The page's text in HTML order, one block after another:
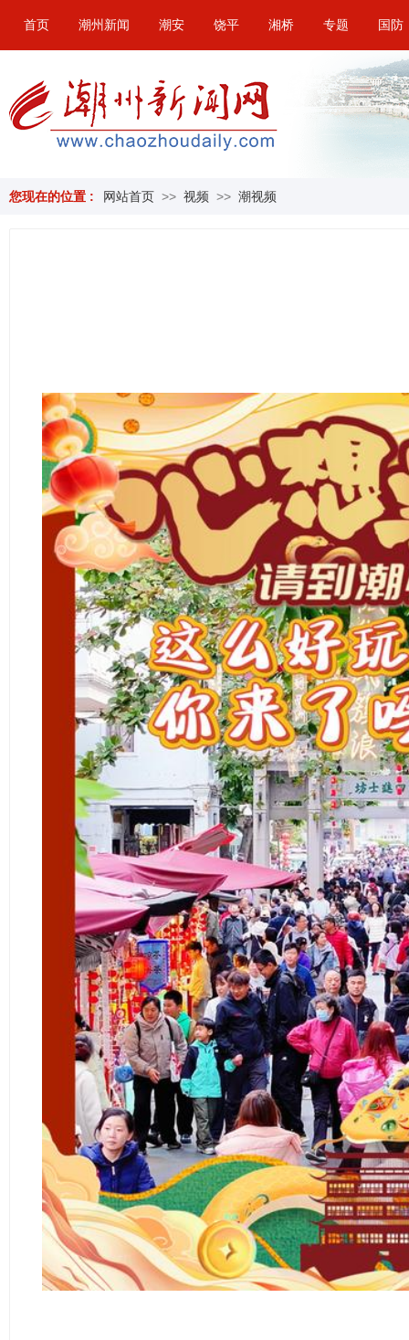
首页 潮州新闻 潮安 饶平 湘桥 专题 国防
您现在的位置 : 网站首页 >> 视频 >> 潮视频